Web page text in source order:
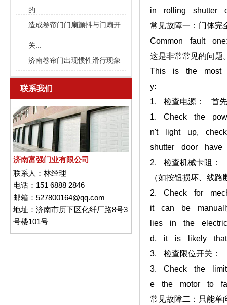
的...
造成卷帘门门扇颤抖与门扇开
关...
济南卷帘门出现惯性滑行现象
联系我们
济南富强门业有限公司
联系人： 林经理
电话： 151 6888 2846
邮箱： 527800164@qq.com
地址： 济南市历下区化纤厂路8号3
号楼101号
in rolling shutter
常见故障一：门体完
Common fault
这是非常常见的问题
This is the most
y:
1. 检查电源： 首先
1. Check the
n't light up,
shutter door have
2. 检查机械卡阻：
（如按钮损坏、线
2. Check for
it can be
lies in the
d, it is likely that
3. 检查限位开关：
3. Check the
e the motor to
常见故障二：只能单